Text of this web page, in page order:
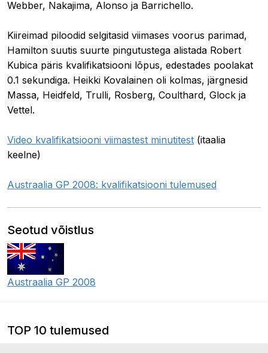
Webber, Nakajima, Alonso ja Barrichello.
Kiireimad piloodid selgitasid viimases voorus parimad,
Hamilton suutis suurte pingutustega alistada Robert
Kubica päris kvalifikatsiooni lõpus, edestades poolakat
0.1 sekundiga. Heikki Kovalainen oli kolmas, järgnesid
Massa, Heidfeld, Trulli, Rosberg, Coulthard, Glock ja
Vettel.
Video kvalifikatsiooni viimastest minutitest (itaalia
keelne)
Austraalia GP 2008: kvalifikatsiooni tulemused
Seotud võistlus
Austraalia GP 2008
TOP 10 tulemused